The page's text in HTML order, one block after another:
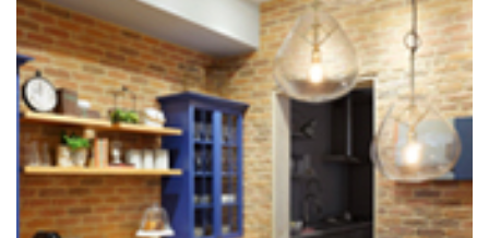
VER PROJETO